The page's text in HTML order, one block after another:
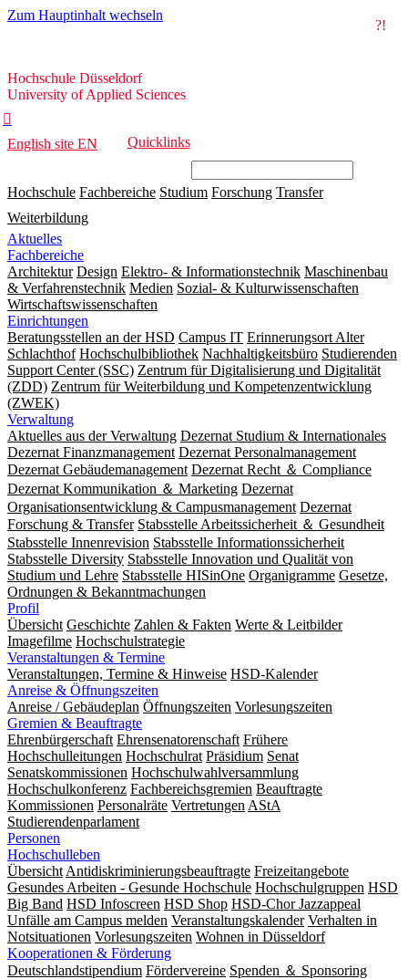
Zum Hauptinhalt wechseln
?!
Hochschule
Düsseldorf
Hochschule Düsseldorf
University of Applied Sciences

English site EN Quicklinks
Hochschule Fachbereiche Studium Forschung Transfer
Weiterbildung
Aktuelles
Fachbereiche
Architektur Design Elektro- & Informationstechnik Maschinenbau
& Verfahrenstechnik Medien Sozial- & Kulturwissenschaften
Wirtschaftswissenschaften
Einrichtungen
Beratungsstellen an der HSD Campus IT Erinnerungsort Alter
Schlachthof Hochschulbibliothek Nachhaltigkeitsbüro Studierenden
Support Center (SSC) Zentrum für Digitalisierung und Digitalität
(ZDD) Zentrum für Weiterbildung und Kompetenzentwicklung
(ZWEK)
Verwaltung
Aktuelles aus der Verwaltung Dezernat Studium & Internationales
Dezernat Finanzmanagement Dezernat Personalmanagement
Dezernat Gebäudemanagement Dezernat Recht ＆ Compliance
Dezernat Kommunikation ＆ Marketing Dezernat
Organisationsentwicklung & Campusmanagement Dezernat
Forschung & Transfer Stabsstelle Arbeitssicherheit ＆ Gesundheit
Stabsstelle Innenrevision Stabsstelle In­for­ma­ti­ons­sicher­heit
Stabsstelle Diversity Stabsstelle Innovation und Qualität von
Studium und Lehre Stabsstelle HISinOne Organigramme Gesetze,
Ordnungen & Bekanntmachungen
Profil
Übersicht Geschichte Zahlen & Fakten Werte & Leitbilder
Imagefilme Hochschulstrategie
Veranstaltungen & Termine
Veranstaltungen, Termine & Hinweise HSD-Kalender
Anreise & Öffnungszeiten
Anreise / Gebäudeplan Öffnungszeiten Vorlesungszeiten
Gremien & Beauftragte
Ehrenbürgerschaft Ehrensenatorenschaft Frühere
Hochschulleitungen Hochschulrat Präsidium Senat
Senatskommissionen Hochschulwahlversammlung
Hochschulkonferenz Fachbereichsgremien Beauftragte
Kommissionen Personalräte Vertretungen AStA
Studierendenparlament
Personen
Hochschulleben
Übersicht Antidiskriminierungsbeauftragte Freizeitangebote
Gesundes Arbeiten - Gesunde Hochschule Hochschulgruppen HSD
Big Band HSD Infoscreen HSD Shop HSD-Chor Jazzappeal
Unfälle am Campus melden Veranstaltungskalender Verhalten in
Notsituationen Vorlesungszeiten Wohnen in Düsseldorf
Kooperationen & Förderung
Deutschlandstipendium Fördervereine Spenden ＆ Sponsoring